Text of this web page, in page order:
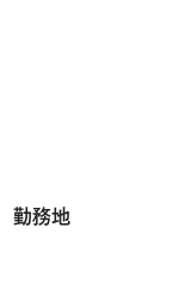
勤務地